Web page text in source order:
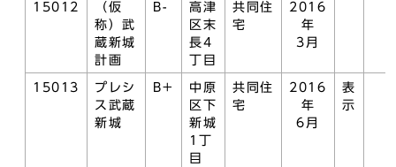
15012
（仮
称）武
蔵新城
計画
B-
高津
区末
長4
丁目
共同住
宅
2016
年
3月
15013
プレシ
ス武蔵
新城
B+
中原
区下
新城
1丁
目
共同住
宅
2016
年
6月
表
示